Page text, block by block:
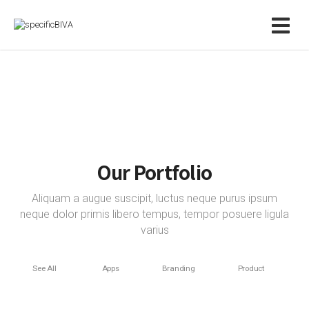
Our Portfolio
Aliquam a augue suscipit, luctus neque purus ipsum
neque dolor primis libero tempus, tempor posuere ligula
varius
See All Apps Branding Product